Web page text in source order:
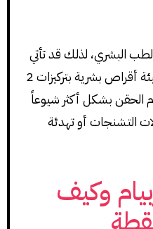
البشري، لذلك قد تأتي
غالبية أشكاله التجارية على هيئة أقراص بشرية بتركيزات 2
الحقن بشكل أكثر شيوعاً
التشنجات أو تهدئة
وكيف